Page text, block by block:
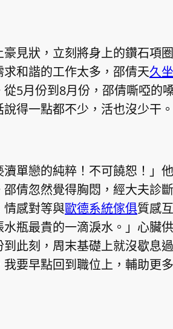
見狀，立刻將身上的鑽石項
和諧的工作太多，邵倩天久
5月份到8月份，邵倩嘶啞的
得一點都不少，活也沒少干。
單戀的純粹！不可饒恕！」
倩忽然覺得胸悶，經大夫診
情感對等與歐德系統傢俱質感
瓶最貴的一滴淚水。」心臟
到此刻，周末基礎上就沒歇息
要早點回到職位上，輔助更